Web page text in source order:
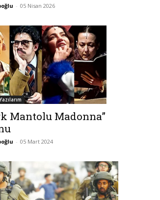
- 05 Nisan 2026
Mantolu Madonna”
- 05 Mart 2024